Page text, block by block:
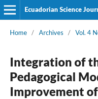
Ecuadorian Science
Home / Archives / Vol. 4
Integration of
Pedagogical
Improvement